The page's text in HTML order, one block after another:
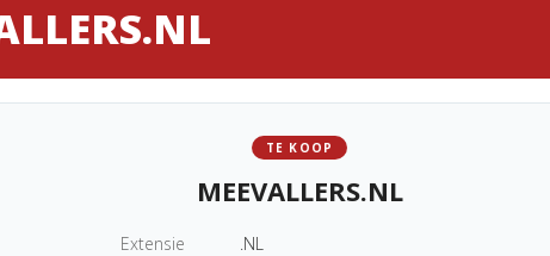
TE KOOP
MEEVALLERS.NL
Extensie
.NL